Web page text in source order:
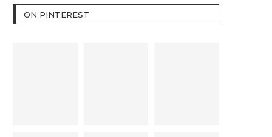
ON PINTEREST